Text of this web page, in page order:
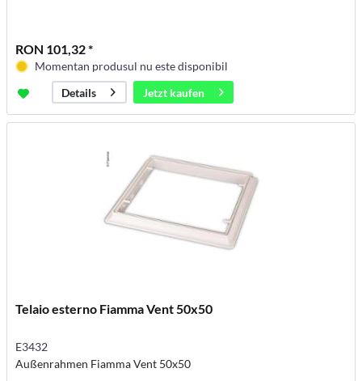
RON 101,32 *
Momentan produsul nu este disponibil
Details
Jetzt kaufen
Telaio esterno Fiamma Vent 50x50
E3432
Außenrahmen Fiamma Vent 50x50